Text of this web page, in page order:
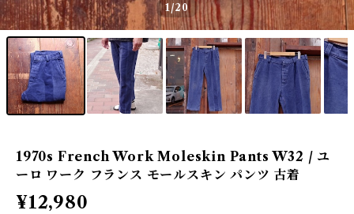
1/20
1970s French Work Moleskin Pants W32 / ユ
ーロ ワーク フランス モールスキン パンツ 古着
¥12,980